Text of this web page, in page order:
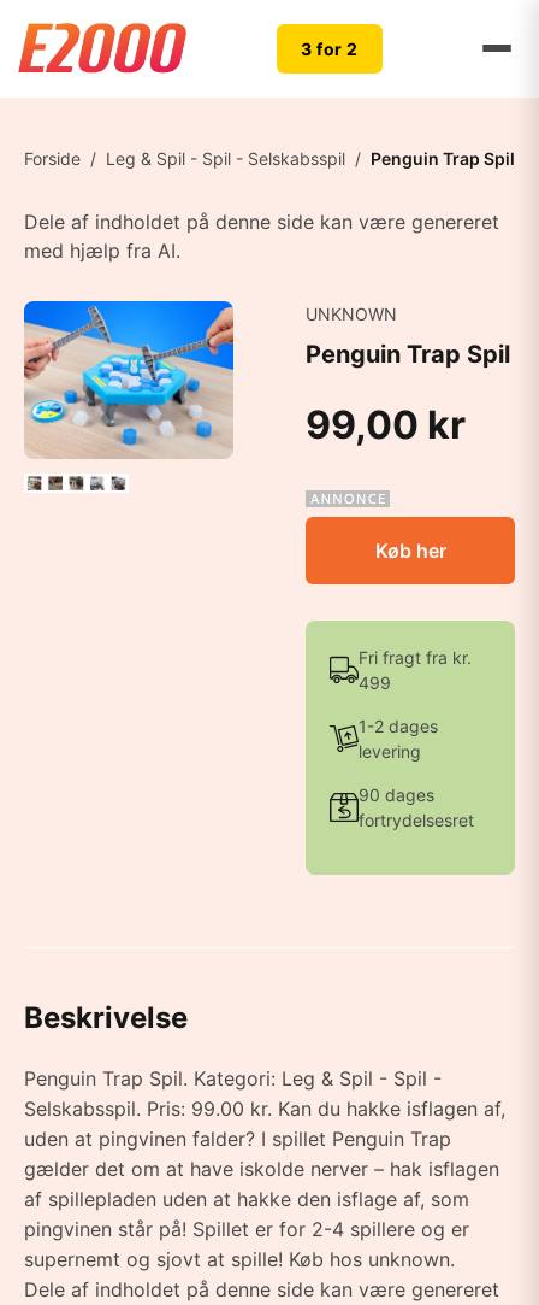
3 for 2
Forside / Leg & Spil - Spil - Selskabsspil / Penguin Trap Spil
Dele af indholdet på denne side kan være genereret
med hjælp fra AI.
UNKNOWN
Penguin Trap Spil
99,00 kr
Køb her
Fri fragt fra kr.
499
1-2 dages
levering
90 dages
fortrydelsesret
Beskrivelse
Penguin Trap Spil. Kategori: Leg & Spil - Spil -
Selskabsspil. Pris: 99.00 kr. Kan du hakke isflagen af,
uden at pingvinen falder? I spillet Penguin Trap
gælder det om at have iskolde nerver – hak isflagen
af spillepladen uden at hakke den isflage af, som
pingvinen står på! Spillet er for 2-4 spillere og er
supernemt og sjovt at spille! Køb hos unknown.
Dele af indholdet på denne side kan være genereret